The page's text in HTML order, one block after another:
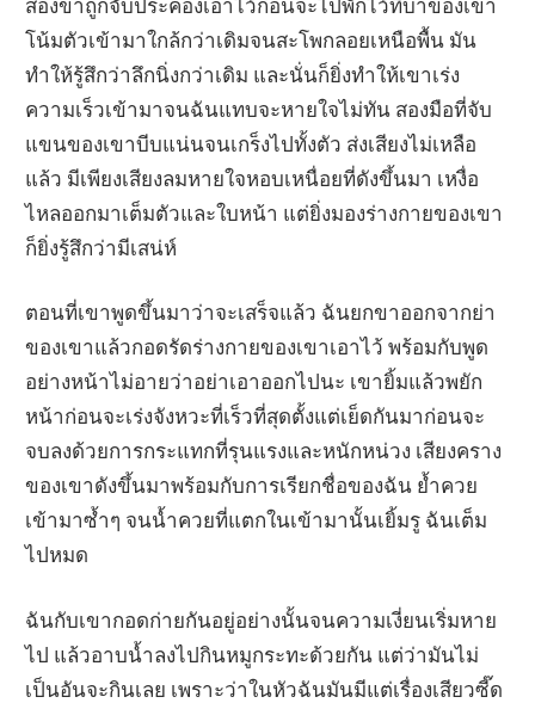
สองขาถูกจับประคองเอาไว้ก่อนจะไปพักไว้ที่บ่าของเขา
โน้มตัวเข้ามาใกล้กว่าเดิมจนสะโพกลอยเหนือพื้น มัน
ทำให้รู้สึกว่าลึกนิ่งกว่าเดิม และนั่นก็ยิ่งทำให้เขาเร่ง
ความเร็วเข้ามาจนฉันแทบจะหายใจไม่ทัน สองมือที่จับ
แขนของเขาบีบแน่นจนเกร็งไปทั้งตัว ส่งเสียงไม่เหลือ
แล้ว มีเพียงเสียงลมหายใจหอบเหนื่อยที่ดังขึ้นมา เหงื่อ
ไหลออกมาเต็มตัวและใบหน้า แต่ยิ่งมองร่างกายของเขา
ก็ยิ่งรู้สึกว่ามีเสน่ห์
ตอนที่เขาพูดขึ้นมาว่าจะเสร็จแล้ว ฉันยกขาออกจากย่า
ของเขาแล้วกอดรัดร่างกายของเขาเอาไว้ พร้อมกับพูด
อย่างหน้าไม่อายว่าอย่าเอาออกไปนะ เขายิ้มแล้วพยัก
หน้าก่อนจะเร่งจังหวะที่เร็วที่สุดตั้งแต่เย็ดกันมาก่อนจะ
จบลงด้วยการกระแทกที่รุนแรงและหนักหน่วง เสียงคราง
ของเขาดังขึ้นมาพร้อมกับการเรียกชื่อของฉัน ย้ำควย
เข้ามาซ้ำๆ จนน้ำควยที่แตกในเข้ามานั้นเยิ้มรู ฉันเต็ม
ไปหมด
ฉันกับเขากอดก่ายกันอยู่อย่างนั้นจนความเงี่ยนเริ่มหาย
ไป แล้วอาบน้ำลงไปกินหมูกระทะด้วยกัน แต่ว่ามันไม่
เป็นอันจะกินเลย เพราะว่าในหัวฉันมันมีแต่เรื่องเสียวซี๊ด